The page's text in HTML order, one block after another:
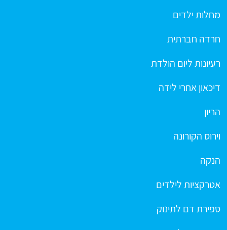
מחלות ילדים
חרדה חברתית
רעיונות ליום הולדת
דיכאון אחרי לידה
הריון
וירוס הקורונה
הנקה
אטרקציות לילדים
ספירת דם לתינוק